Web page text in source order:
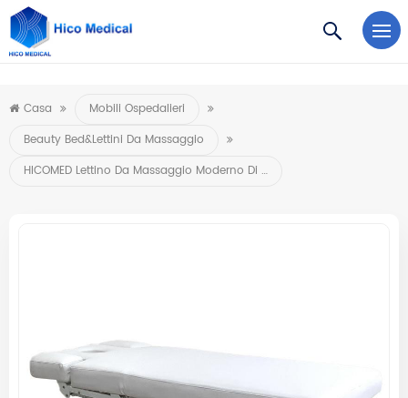
https://www.microsoft.com/en-us/microsoft-teams/log-in
Casa
Mobili Ospedalieri
Beauty Bed&Lettini Da Massaggio
HICOMED Lettino Da Massaggio Moderno Di Lusso A 4 Motori Base In Oro Lettino Cosmetico Funzione Di Riscaldamento Porta Di Ricarica USB Con Decorazione Luminosa